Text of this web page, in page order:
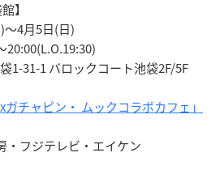
】
〜4月5日(日)
20:00(L.O.19:30)
1-31-1 バロックコート池袋2F/5F
ガチャピン・ ムックコラボカフェ」
フジテレビ・エイケン